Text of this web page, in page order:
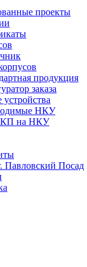
проекты
продукция
заказа
НКУ
КП на НКУ
Павловский Посад